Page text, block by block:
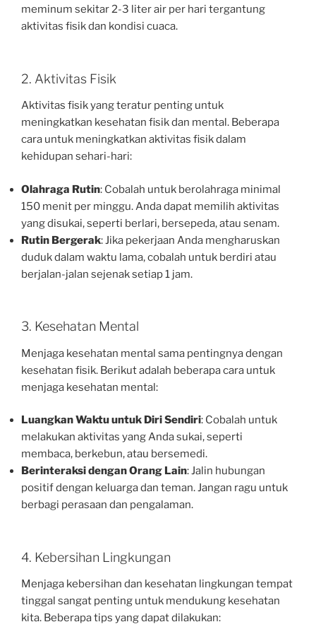
meminum sekitar 2-3 liter air per hari tergantung
aktivitas fisik dan kondisi cuaca.
2. Aktivitas Fisik
Aktivitas fisik yang teratur penting untuk
meningkatkan kesehatan fisik dan mental. Beberapa
cara untuk meningkatkan aktivitas fisik dalam
kehidupan sehari-hari:
Olahraga Rutin: Cobalah untuk berolahraga minimal
150 menit per minggu. Anda dapat memilih aktivitas
yang disukai, seperti berlari, bersepeda, atau senam.
Rutin Bergerak: Jika pekerjaan Anda mengharuskan
duduk dalam waktu lama, cobalah untuk berdiri atau
berjalan-jalan sejenak setiap 1 jam.
3. Kesehatan Mental
Menjaga kesehatan mental sama pentingnya dengan
kesehatan fisik. Berikut adalah beberapa cara untuk
menjaga kesehatan mental:
Luangkan Waktu untuk Diri Sendiri: Cobalah untuk
melakukan aktivitas yang Anda sukai, seperti
membaca, berkebun, atau bersemedi.
Berinteraksi dengan Orang Lain: Jalin hubungan
positif dengan keluarga dan teman. Jangan ragu untuk
berbagi perasaan dan pengalaman.
4. Kebersihan Lingkungan
Menjaga kebersihan dan kesehatan lingkungan tempat
tinggal sangat penting untuk mendukung kesehatan
kita. Beberapa tips yang dapat dilakukan: